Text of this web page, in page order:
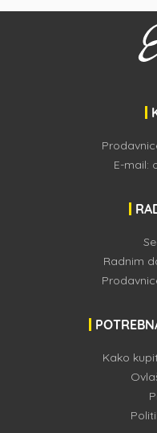
E-mail:
Radnim
Kako